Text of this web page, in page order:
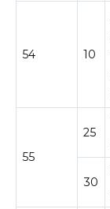
54 10
55
25
30